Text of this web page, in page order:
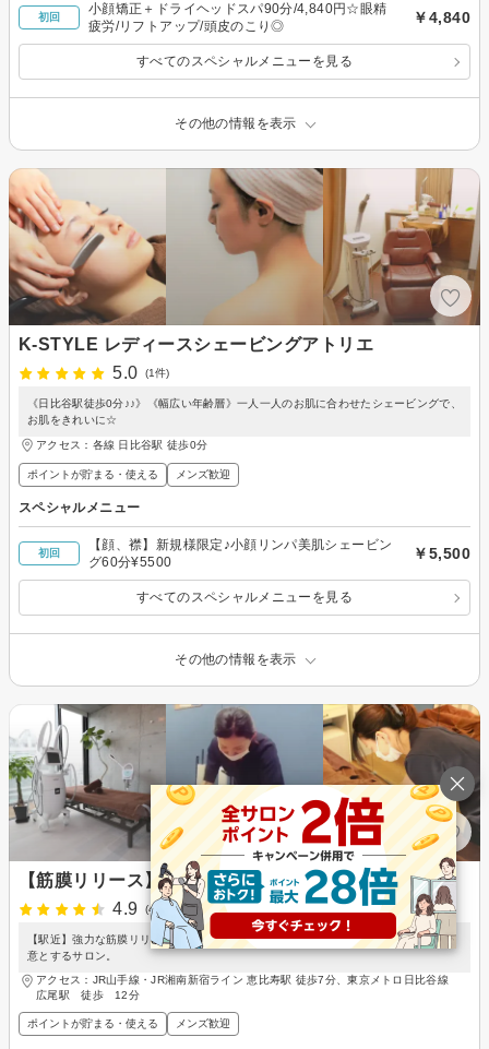
初回
小顔矯正＋ドライヘッドスパ90分/4,840円☆眼精
疲労/リフトアップ/頭皮のこり◎
￥4,840
すべてのスペシャルメニューを見る
その他の情報を表示
K-STYLE レディースシェービングアトリエ
5.0
(1件)
《日比谷駅徒歩0分♪♪》《幅広い年齢層》一人一人のお肌に合わせたシェービングで、
お肌をきれいに☆
アクセス：各線 日比谷駅 徒歩0分
ポイントが貯まる・使える メンズ歓迎
スペシャルメニュー
初回
【顔、襟】新規様限定♪小顔リンパ美肌シェービン
グ60分¥5500
￥5,500
すべてのスペシャルメニューを見る
その他の情報を表示
【筋膜リリース】Fascia Total Therapy
4.9
(4件)
【駅近】強力な筋膜リリースの技術で、サイズダウン、肩、首凝り、腰痛の緩和を得
意とするサロン。
アクセス：JR山手線・JR湘南新宿ライン 恵比寿駅 徒歩7分、東京メトロ日比谷線
広尾駅 徒歩 12分
ポイントが貯まる・使える メンズ歓迎